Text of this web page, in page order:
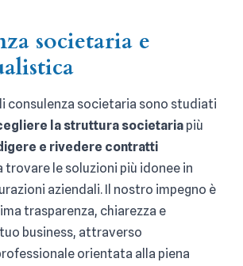
societaria e
consulenza societaria sono studiati
la struttura societaria più
e rivedere contratti
trovare le soluzioni più idonee in
aziendali. Il nostro impegno è
trasparenza, chiarezza e
business, attraverso
orientata alla piena